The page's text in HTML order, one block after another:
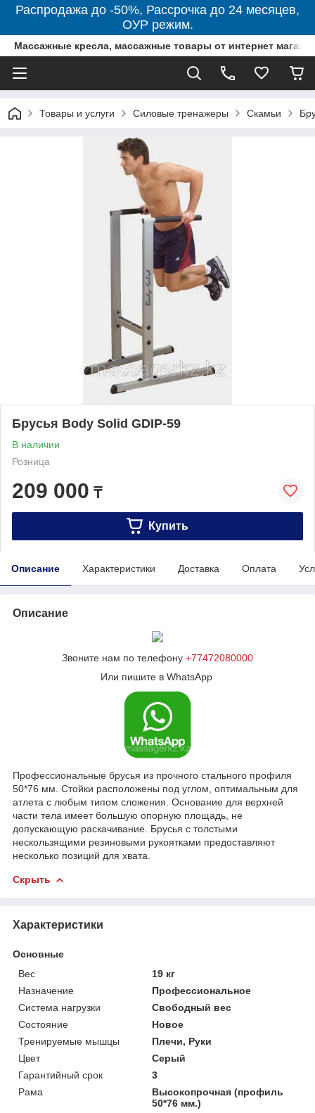
Распродажа до -50%, Рассрочка до 24 месяцев,
ОУР режим.
Массажные кресла, массажные товары от интернет
Товары и услуги Силовые тренажеры Скамьи
Брусья Body Solid GDIP-59
В наличии
Розница
209 000 ₸
Купить
Описание Характеристики Доставка Оплата
Описание
Звоните нам по телефону +77472080000
Или пишите в WhatsApp
Профессиональные брусья из прочного стального профиля
50*76 мм. Стойки расположены под углом, оптимальным для
атлета с любым типом сложения. Основание для верхней
части тела имеет большую опорную площадь, не
допускающую раскачивание. Брусья с толстыми
нескользящими резиновыми рукоятками предоставляют
несколько позиций для хвата.
Скрыть
Характеристики
Основные
Вес
19 кг
Назначение
Профессиональное
Система нагрузки
Свободный вес
Состояние
Новое
Тренируемые мышцы
Плечи, Руки
Цвет
Серый
Гарантийный срок
3
Рама
Высокопрочная (профиль
50*76 мм.)